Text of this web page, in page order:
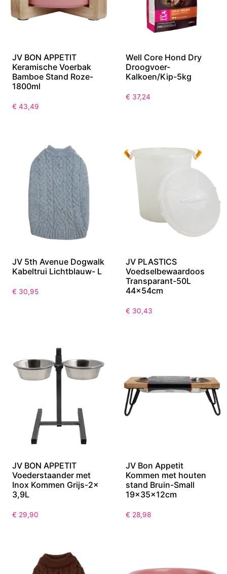
JV BON APPETIT
Keramische Voerbak
Bamboe Stand Roze-
1800ml
€ 43,49
Well Core Hond Dry
Droogvoer-
Kalkoen/Kip-5kg
€ 37,24
JV 5th Avenue Dogwalk
Kabeltrui Lichtblauw- L
€ 30,95
JV PLASTICS
Voedselbewaardoos
Transparant-50L
44x54cm
€ 30,43
JV BON APPETIT
Voederstaander met
Inox Kommen Grijs-2x
3,9L
€ 29,90
JV Bon Appetit
Kommen met houten
stand Bruin-Small
19x35x12cm
€ 28,98